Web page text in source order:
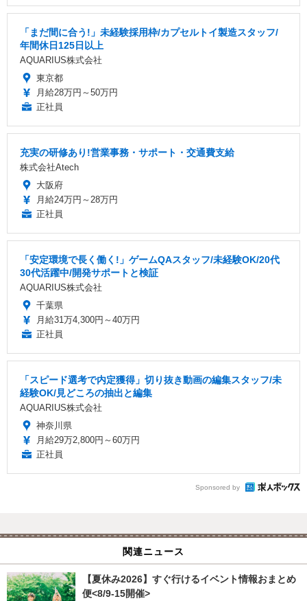
「まだ間に合う!」未経験採用枠/カプセルトイ製造スタッフ/
年間休日125日以上
AQUARIUS株式会社
東京都
月給28万円～50万円
正社員
充実の研修あり!営業事務・サポート・交通費支給
株式会社Atech
大阪府
月給24万円～28万円
正社員
「安定環境で長く働く!」ゲームQAスタッフ/未経験OK/20代
30代活躍中/開発サポートと検証
AQUARIUS株式会社
千葉県
月給31万4,300円～40万円
正社員
「スピード選考で内定獲得」切り抜き動画の編集スタッフ/未
経験OK/見どころの抽出と編集
AQUARIUS株式会社
神奈川県
月給29万2,800円～60万円
正社員
Sponsored by
関連ニュース
【夏休み2026】すぐ行けるイベント情報おまとめ
便<8/9-15開催>